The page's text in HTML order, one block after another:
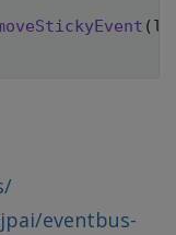
(
eventbus-